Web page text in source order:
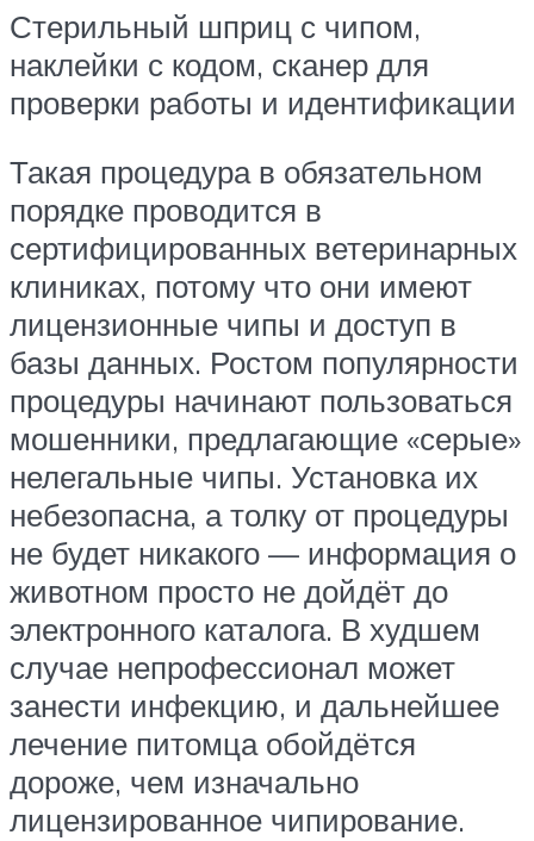
Стерильный шприц с чипом,
наклейки с кодом, сканер для
проверки работы и идентификации
Такая процедура в обязательном
порядке проводится в
сертифицированных ветеринарных
клиниках, потому что они имеют
лицензионные чипы и доступ в
базы данных. Ростом популярности
процедуры начинают пользоваться
мошенники, предлагающие «серые»
нелегальные чипы. Установка их
небезопасна, а толку от процедуры
не будет никакого — информация о
животном просто не дойдёт до
электронного каталога. В худшем
случае непрофессионал может
занести инфекцию, и дальнейшее
лечение питомца обойдётся
дороже, чем изначально
лицензированное чипирование.